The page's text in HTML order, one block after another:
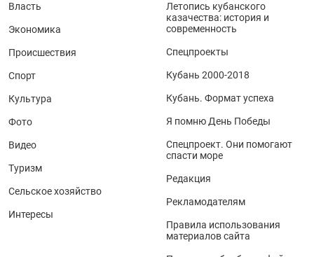
Власть
Экономика
Происшествия
Спорт
Культура
Фото
Видео
Туризм
Сельское хозяйство
Интересы
Летопись кубанского
казачества: история и
современность
Спецпроекты
Кубань 2000-2018
Кубань. Формат успеха
Я помню День Победы
Спецпроект. Они помогают
спасти море
Редакция
Рекламодателям
Правила использования
материалов сайта